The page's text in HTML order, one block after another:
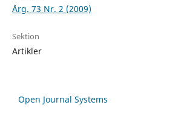
Årg. 73 Nr. 2 (2009)
Sektion
Artikler
Open Journal Systems